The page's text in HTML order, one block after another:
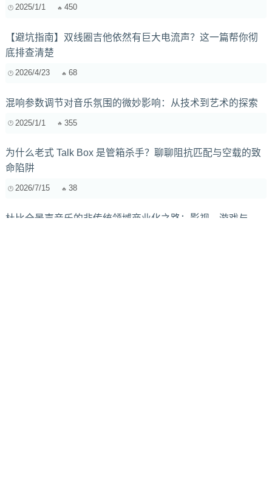
2025/1/1 450
【避坑指南】双线圈吉他依然有巨大电流声？这一篇帮你彻
底排查清楚
2026/4/23 68
混响参数调节对音乐氛围的微妙影响：从技术到艺术的探索
2025/1/1 355
为什么老式 Talk Box 是管箱杀手？聊聊阻抗匹配与空载的致
命陷阱
2026/7/15 38
杜比全景声音乐的非传统领域商业化之路：影视、游戏与